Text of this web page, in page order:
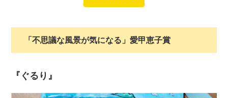
「不思議な風景が気になる」愛甲恵子賞
『ぐるり』